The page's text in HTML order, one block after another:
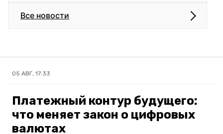
Все новости
05 АВГ, 17:33
Платежный контур будущего:
что меняет закон о цифровых
валютах